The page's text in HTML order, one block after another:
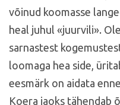
võinud koomasse
heal juhul «juurvili».
sarnastest
loomaga hea side,
eesmärk on aidata
Koera jaoks tähendab